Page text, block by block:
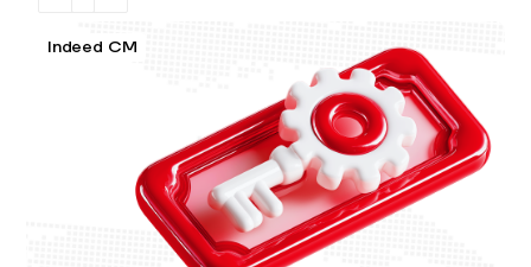
Indeed CM